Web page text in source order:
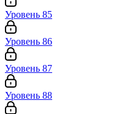
Уровень 85
Уровень 86
Уровень 87
Уровень 88